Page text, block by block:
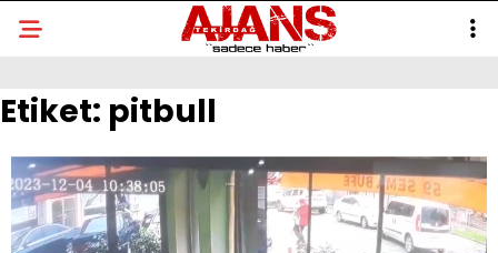
Etiket: pitbull